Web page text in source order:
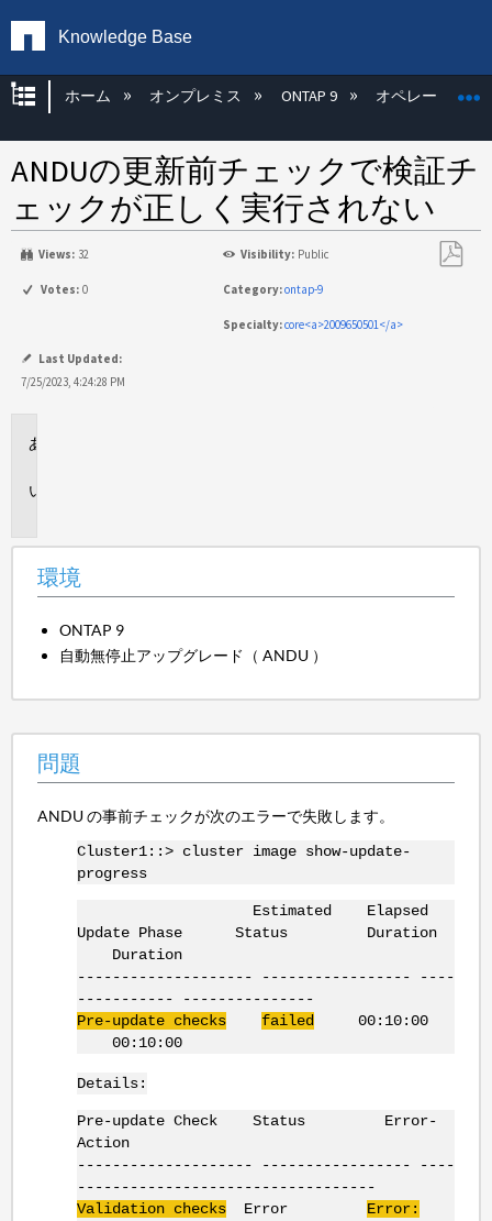
Knowledge Base
グローバル階層を展開/折りたたむ
ホーム オンプレミス ONTAP 9 オペレーティン
ANDUの更新前チェックで検証チ
ェックが正しく実行されない
Views: 32 Visibility: Public
Votes: 0 Category:ontap-9
Specialty:core<a>2009650501</a>
Last Updated:
7/25/2023, 4:24:28 PM
環境
ONTAP 9
自動無停止アップグレード（ ANDU ）
問題
ANDU の事前チェックが次のエラーで失敗します。
Cluster1::> cluster image show-update-
progress
Estimated Elapsed
Update Phase Status Duration
Duration
-------------------- ----------------- ----
----------- ---------------
Pre-update checks
failed00:10:00
00:10:00
Details:
Pre-update Check Status Error-
Action
-------------------- ----------------- ----
----------------------------------
Validation checksError Error: